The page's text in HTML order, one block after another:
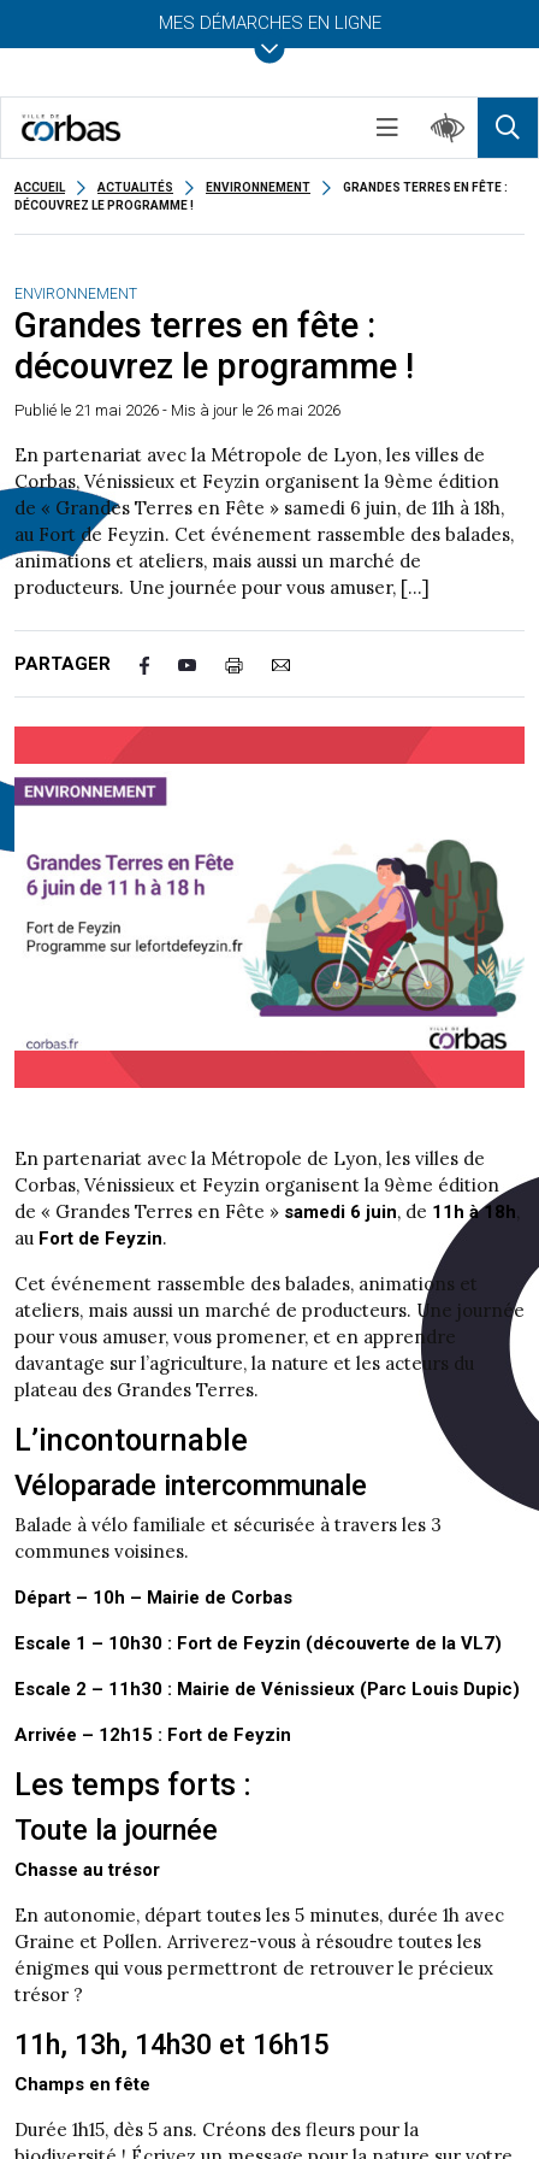
MES DÉMARCHES EN LIGNE
ACCUEIL ACTUALITÉS ENVIRONNEMENT
GRANDES TERRES EN FÊTE :
DÉCOUVREZ LE PROGRAMME !
ENVIRONNEMENT
Grandes terres en fête :
découvrez le programme !
Publié le 21 mai 2026 - Mis à jour le 26 mai 2026
En partenariat avec la Métropole de Lyon, les villes de
Corbas, Vénissieux et Feyzin organisent la 9ème édition
de « Grandes Terres en Fête » samedi 6 juin, de 11h à 18h,
au Fort de Feyzin. Cet événement rassemble des balades,
animations et ateliers, mais aussi un marché de
producteurs. Une journée pour vous amuser, […]
PARTAGER
En partenariat avec la Métropole de Lyon, les villes de
Corbas, Vénissieux et Feyzin organisent la 9ème édition
de « Grandes Terres en Fête » samedi 6 juin, de 11h à 18h,
au Fort de Feyzin.
Cet événement rassemble des balades, animations et
ateliers, mais aussi un marché de producteurs. Une journée
pour vous amuser, vous promener, et en apprendre
davantage sur l’agriculture, la nature et les acteurs du
plateau des Grandes Terres.
L’incontournable
Véloparade intercommunale
Balade à vélo familiale et sécurisée à travers les 3
communes voisines.
Départ – 10h – Mairie de Corbas
Escale 1 – 10h30 : Fort de Feyzin (découverte de la VL7)
Escale 2 – 11h30 : Mairie de Vénissieux (Parc Louis Dupic)
Arrivée – 12h15 : Fort de Feyzin
Les temps forts :
Toute la journée
Chasse au trésor
En autonomie, départ toutes les 5 minutes, durée 1h avec
Graine et Pollen. Arriverez-vous à résoudre toutes les
énigmes qui vous permettront de retrouver le précieux
trésor ?
11h, 13h, 14h30 et 16h15
Champs en fête
Durée 1h15, dès 5 ans. Créons des fleurs pour la